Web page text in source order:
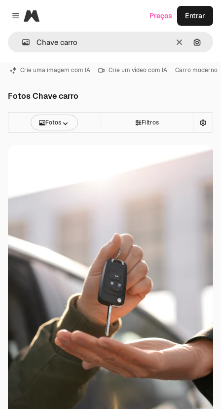
Close menu
Magnific
Limpar
Preços Entrar
Crie uma imagem com IA Crie um vídeo com IA Carro moderno
Fotos Chave carro
Fotos Filtros